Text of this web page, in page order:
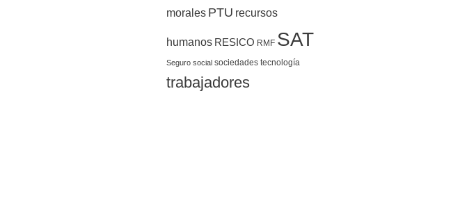
morales PTU recursos
humanos RESICO RMF SAT
Seguro social sociedades tecnología
trabajadores